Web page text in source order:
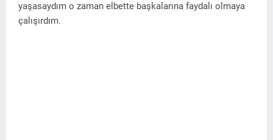
yaşasaydım o zaman elbette başkalarına faydalı olmaya
çalışırdım.